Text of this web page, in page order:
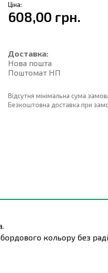
Ціна:
608,00 грн.
Доставка:
Нова пошта
Поштомат НП
Відсутня мінімальна сума
Безкоштовна доставка при
кольору без